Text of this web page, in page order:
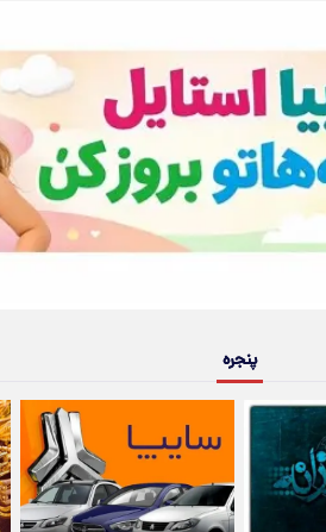
پنجره